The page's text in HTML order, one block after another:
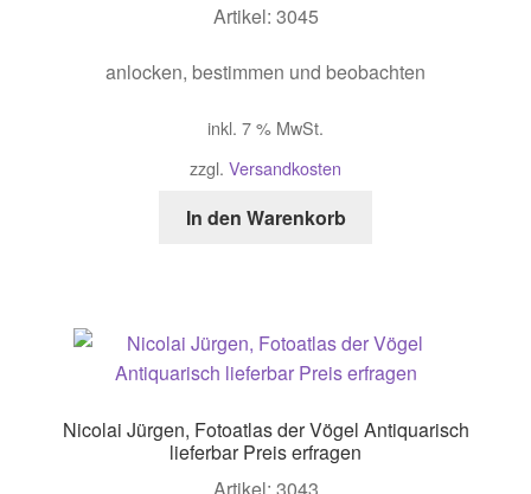
Artikel: 3045
anlocken, bestimmen und beobachten
inkl. 7 % MwSt.
zzgl. Versandkosten
In den Warenkorb
Nicolai Jürgen, Fotoatlas der Vögel Antiquarisch
lieferbar Preis erfragen